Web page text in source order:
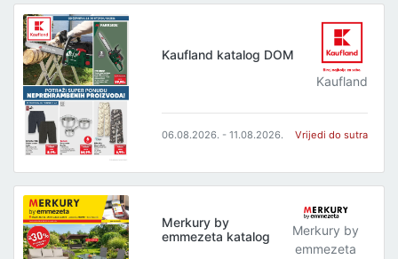
Kaufland katalog DOM
Kaufland
06.08.2026. - 11.08.2026. Vrijedi do sutra
Merkury by
emmezeta katalog
Merkury by
emmezeta